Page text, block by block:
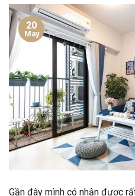
20
May
Gần đây mình có nhận được